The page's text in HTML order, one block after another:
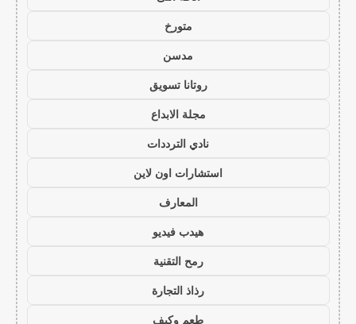
متورخ
مدسن
روتانا تسويق
مجلة الابداع
نادي الترددات
استشارات اون لاين
المعارف
هيدب فيديو
رمح التقنية
رذاذ التجارة
طعم وكيف